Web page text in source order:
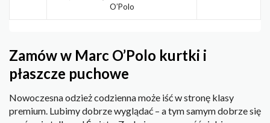
O’Polo
Zamów w Marc O’Polo kurtki i
płaszcze puchowe
Nowoczesna odzież codzienna może iść w stronę klasy
premium. Lubimy dobrze wyglądać – a tym samym dobrze się